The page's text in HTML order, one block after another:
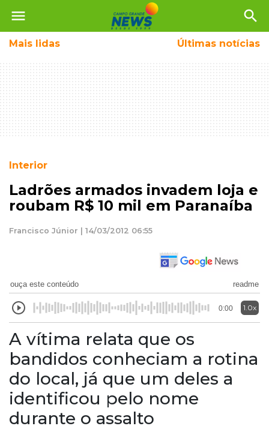
menu search
Mais lidas Últimas notícias
Interior
Ladrões armados invadem loja e
roubam R$ 10 mil em Paranaíba
Francisco Júnior | 14/03/2012 06:55
ouça este conteúdo readme
0:00 1.0x
A vítima relata que os
bandidos conheciam a rotina
do local, já que um deles a
identificou pelo nome
durante o assalto